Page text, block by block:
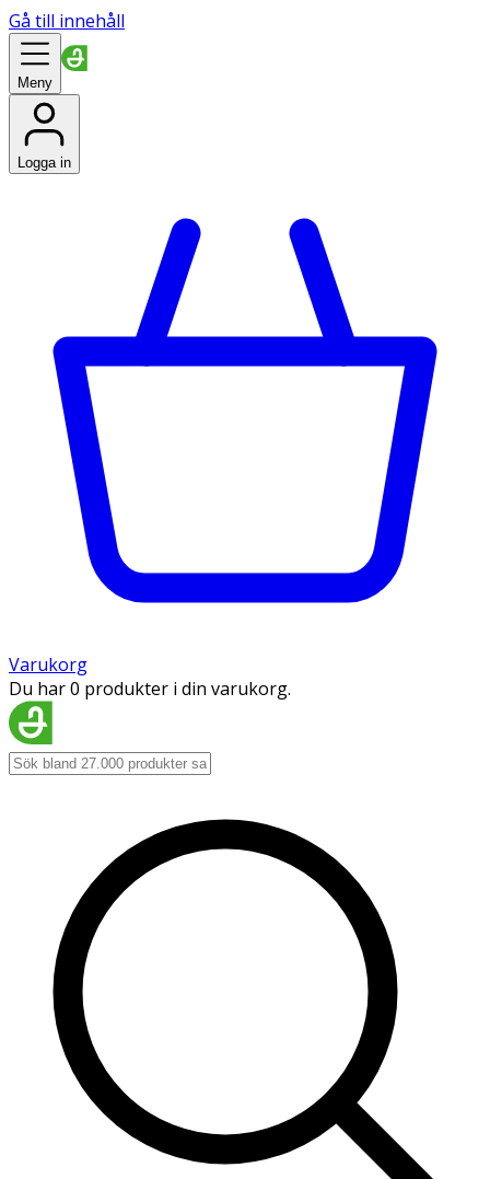
Gå till innehåll
Meny
Logga in
Varukorg
Du har 0 produkter i din varukorg.